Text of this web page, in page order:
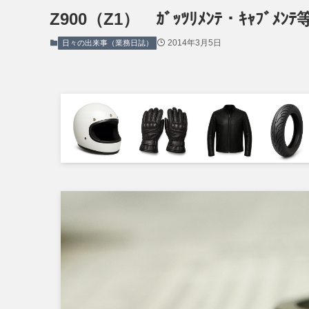
Z900（Z1） ｶﾞｯﾂﾘﾒﾝﾃ・ｷｬﾌﾞﾒﾝﾃ
日々の出来事（業務日誌） 2014年3月5日